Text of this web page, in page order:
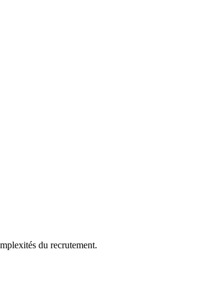
du recrutement.